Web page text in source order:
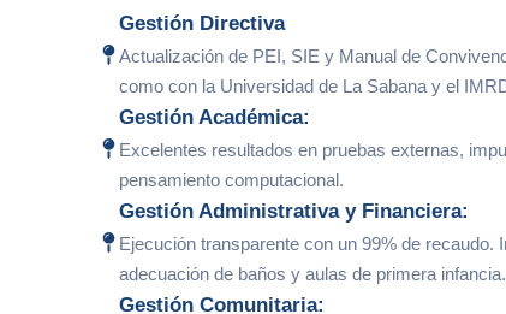
Gestión Directiva
Actualización de PEI, SIE y Manual de
como con la Universidad de La Sabana y el
Gestión Académica:
Excelentes resultados en pruebas externas,
pensamiento computacional.
Gestión Administrativa y Financiera:
Ejecución transparente con un 99% de
adecuación de baños y aulas de primera infancia.
Gestión Comunitaria: